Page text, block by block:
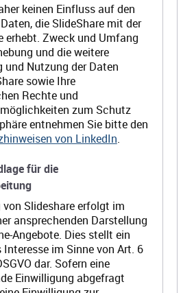
keinen Einfluss auf den
die SlideShare mit der
erhebt. Zweck und Umfang
und die weitere
und Nutzung der Daten
sowie Ihre
Rechte und
zum Schutz
entnehmen Sie bitte den
von LinkedIn.
für die
von Slideshare erfolgt im
ansprechenden Darstellung
Angebote. Dies stellt ein
im Sinne von Art. 6
dar. Sofern eine
Einwilligung abgefragt